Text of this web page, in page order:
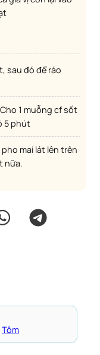
5 phút
nữa.
Tôm